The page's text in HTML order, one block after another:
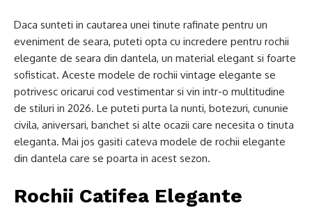
Daca sunteti in cautarea unei tinute rafinate pentru un
eveniment de seara, puteti opta cu incredere pentru rochii
elegante de seara din dantela, un material elegant si foarte
sofisticat. Aceste modele de rochii vintage elegante se
potrivesc oricarui cod vestimentar si vin intr-o multitudine
de stiluri in 2026. Le puteti purta la nunti, botezuri, cununie
civila, aniversari, banchet si alte ocazii care necesita o tinuta
eleganta. Mai jos gasiti cateva modele de rochii elegante
din dantela care se poarta in acest sezon.
Rochii Catifea Elegante